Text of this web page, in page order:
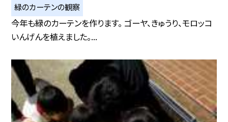
緑のカーテンの観察
今年も緑のカーテンを作ります。 ゴーヤ、きゅうり、モロッコ
いんげんを植えました。...